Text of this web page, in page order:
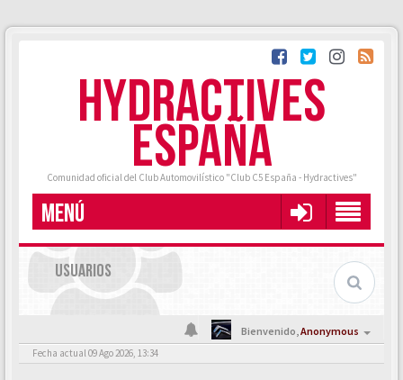
HYDRACTIVES
ESPAÑA
Comunidad oficial del Club Automovilístico "Club C5 España - Hydractives"
MENÚ
USUARIOS
Bienvenido,Anonymous
Fecha actual 09 Ago 2026, 13:34